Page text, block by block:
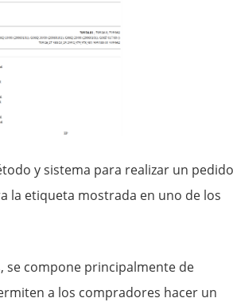
y sistema para realizar un pedido
la etiqueta mostrada en uno de los
se compone principalmente de
a los compradores hacer un